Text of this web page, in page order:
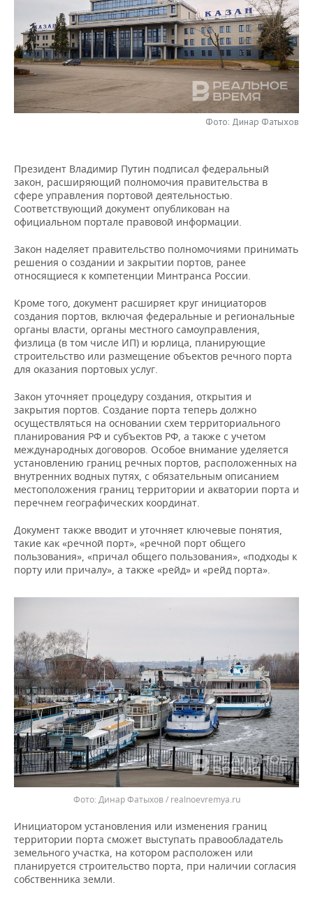
НЕФТЕХИМИЯ
НЕФТЬ
ОПК
ЭНЕРГЕТИКА
РОЗНИЧНАЯ ТОРГОВЛЯ
ТРАНСПОРТ
УСЛУГИ
НОВОСТИ ТЕХНОЛОГИЙ
IT
МЕДИА
МЕРОПРИЯТИЯ
НОВОСТИ МЕРОПРИЯТИЙ
ВЫЕЗДНАЯ РЕДАКЦИЯ
ОТКРЫТАЯ ЛЕКЦИЯ
СПОРТ
НОВОСТИ СПОРТА
БАСКЕТБОЛ
ВОЛЕЙБОЛ
КИБЕРСПОРТ
ФИГУРНОЕ КАТАНИЕ
ВОДНЫЕ ВИДЫ СПОРТА
ХОККЕЙ С МЯЧОМ
ОБЩЕСТВО
ИНФРАСТРУКТУРА
ИСТОРИЯ
КУЛЬТУРА
МЕДИЦИНА
ОБРАЗОВАНИЕ
ПРОИСШЕСТВИЯ
СПРАВОЧНИК
СПИСОК ПЕРСОН
СПИСОК КОМПАНИЙ
ПОЛНАЯ ВЕРСИЯ
Фото: Динар Фатыхов
Президент Владимир Путин подписал федеральный
закон, расширяющий полномочия правительства в
сфере управления портовой деятельностью.
Соответствующий документ опубликован на
официальном портале правовой информации.
Закон наделяет правительство полномочиями принимать
решения о создании и закрытии портов, ранее
относящиеся к компетенции Минтранса России.
Кроме того, документ расширяет круг инициаторов
создания портов, включая федеральные и региональные
органы власти, органы местного самоуправления,
физлица (в том числе ИП) и юрлица, планирующие
строительство или размещение объектов речного порта
для оказания портовых услуг.
Закон уточняет процедуру создания, открытия и
закрытия портов. Создание порта теперь должно
осуществляться на основании схем территориального
планирования РФ и субъектов РФ, а также с учетом
международных договоров. Особое внимание уделяется
установлению границ речных портов, расположенных на
внутренних водных путях, с обязательным описанием
местоположения границ территории и акватории порта и
перечнем географических координат.
Документ также вводит и уточняет ключевые понятия,
такие как «речной порт», «речной порт общего
пользования», «причал общего пользования», «подходы к
порту или причалу», а также «рейд» и «рейд порта».
Динар Фатыхов / realnoevremya.ru
Инициатором установления или изменения границ
территории порта сможет выступать правообладатель
земельного участка, на котором расположен или
планируется строительство порта, при наличии согласия
собственника земли.